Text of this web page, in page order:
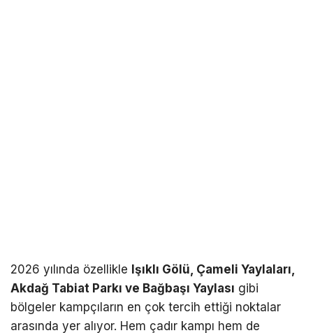
2026 yılında özellikle Işıklı Gölü, Çameli Yaylaları,
Akdağ Tabiat Parkı ve Bağbaşı Yaylası gibi
bölgeler kampçıların en çok tercih ettiği noktalar
arasında yer alıyor. Hem çadır kampı hem de